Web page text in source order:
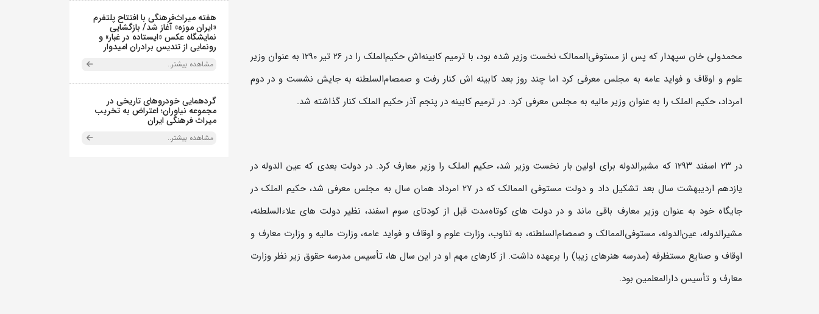
محمدولی خان سپهدار که پس از مستوفی‌الممالک نخست وزیر شده بود، با ترمیم کابینه‌اش حکیم‌الملک را در ۲۶ تیر ۱۲۹۰ به عنوان وزیر
علوم و اوقاف و فواید عامه به مجلس معرفی کرد اما چند روز بعد کابینه اش کنار رفت و صمصام‌السلطنه به جایش نشست و در دوم
امرداد، حکیم الملک را به عنوان وزیر مالیه به مجلس معرفی کرد. در ترمیم کابینه در پنجم آذر حکیم الملک کنار گذاشته شد.
در ۲۳ اسفند ۱۲۹۳ که مشیرالدوله برای اولین بار نخست وزیر شد، حکیم الملک را وزیر معارف کرد. در دولت بعدی که عین الدوله در
یازدهم اردیبهشت سال بعد تشکیل داد و دولت مستوفی الممالک که در ۲۷ امرداد همان سال به مجلس معرفی شد، حکیم الملک در
جایگاه خود به عنوان وزیر معارف باقی ماند و در دولت های کوتاه‌مدت قبل از کودتای سوم اسفند، نظیر دولت های علاءالسلطنه،
مشیرالدوله، عین‌الدوله، مستوفی‌الممالک و صمصام‌السلطنه، به تناوب، وزارت علوم و اوقاف و فواید عامه، وزارت مالیه و وزارت معارف و
اوقاف و صنایع مستظرفه (مدرسه هنرهای زیبا) را برعهده داشت. از کارهای مهم او در این سال ها، تأسیس مدرسه حقوق زیر نظر وزارت
معارف و تأسیس دارالمعلمین بود.
هفته میراث‌فرهنگی با افتتاح پلتفرم
«ایران موزه» آغاز شد/ بازگشایی
نمایشگاه عکس «ایستاده در غبار» و
رونمایی از تندیس برادران امیدوار
مشاهده بیشتر..
گردهمایی خودروهای تاریخی در
مجموعه نیاوران؛ اعتراض به تخریب
میراث فرهنگی ایران
مشاهده بیشتر..